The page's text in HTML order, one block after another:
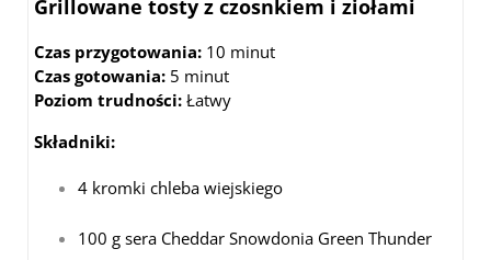
Grillowane tosty z czosnkiem i ziołami
Czas przygotowania: 10 minut
Czas gotowania: 5 minut
Poziom trudności: Łatwy
Składniki:
4 kromki chleba wiejskiego
100 g sera Cheddar Snowdonia Green Thunder